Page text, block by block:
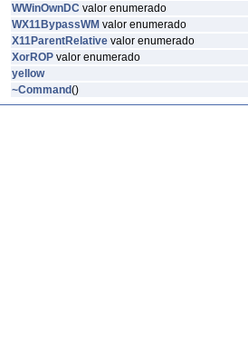
WWinOwnDC valor enumerado
WX11BypassWM valor enumerado
X11ParentRelative valor enumerado
XorROP valor enumerado
yellow
~Command()